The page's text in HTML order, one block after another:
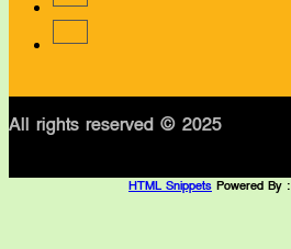
All rights reserved © 2025
HTML Snippets Powered By :